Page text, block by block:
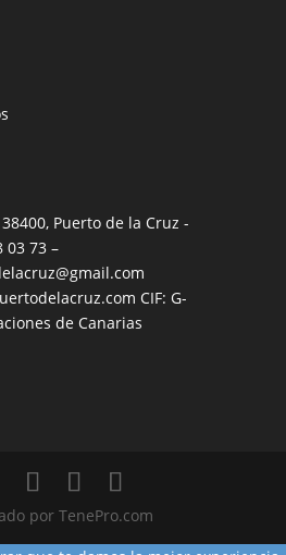
Puerto de la Cruz -
03 73 –
CIF: G-
de Canarias
por TenePro.com